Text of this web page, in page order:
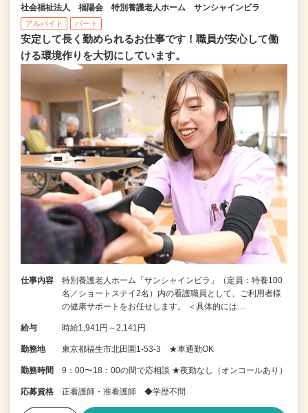
社会福祉法人 福陽会 特別養護老人ホーム サンシャインビラ
アルバイト パート
安定して長く勤められるお仕事です！職員が安心して働
ける環境作りを大切にしています。
仕事内容
特別養護老人ホーム「サンシャインビラ」（定員：特養100
名／ショートステイ2名）内の看護職員として、ご利用者様
の健康サポートをお任せします。 ＜具体的には…
給与 時給1,941円～2,141円
勤務地 東京都福生市北田園1-53-3 ★車通勤OK
勤務時間 9：00〜18：00の間で応相談 ★夜勤なし（オンコールあり）
応募資格 正看護師・准看護師 ◆学歴不問